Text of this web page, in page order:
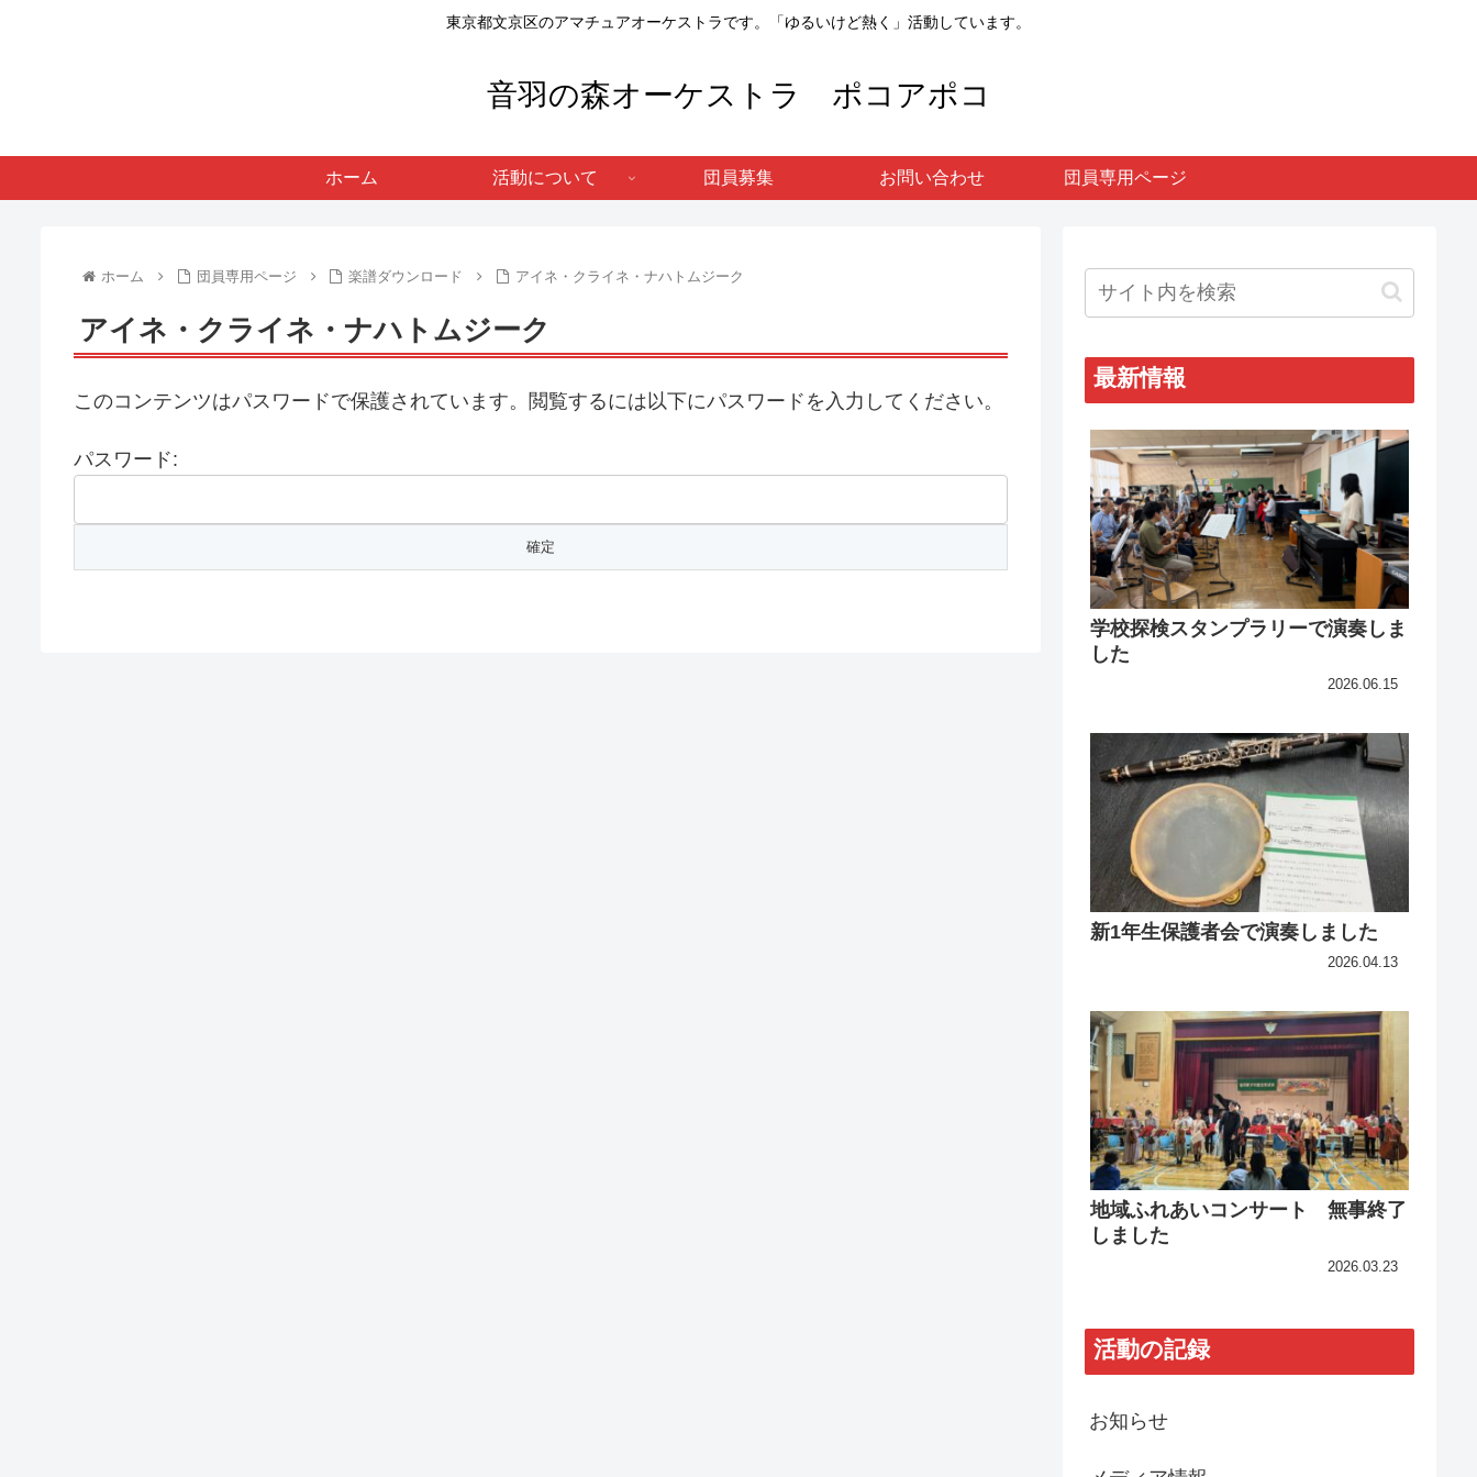
東京都文京区のアマチュアオーケストラです。「ゆるいけど熱く」活動しています。
音羽の森オーケストラ ポコアポコ
ホーム 活動について 団員募集 お問い合わせ 団員専用ページ
ホーム 団員専用ページ 楽譜ダウンロード アイネ・クライネ・ナハトムジーク
アイネ・クライネ・ナハトムジーク
このコンテンツはパスワードで保護されています。閲覧するには以下にパスワードを入力してください。
パスワード:
最新情報
学校探検スタンプラリーで演奏しま
した
2026.06.15
新1年生保護者会で演奏しました
2026.04.13
地域ふれあいコンサート 無事終了
しました
2026.03.23
活動の記録
お知らせ